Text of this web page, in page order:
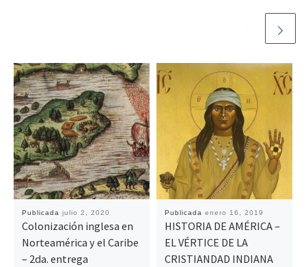
Publicada julio 2, 2020
Colonización inglesa en
Norteamérica y el Caribe
– 2da. entrega
Publicada enero 16, 2019
HISTORIA DE AMÉRICA –
EL VÉRTICE DE LA
CRISTIANDAD INDIANA